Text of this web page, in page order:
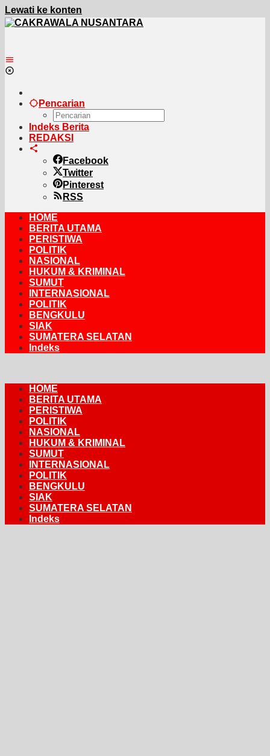
Lewati ke konten
Pencarian
Indeks Berita
REDAKSI
Facebook
Twitter
Pinterest
RSS
HOME
BERITA UTAMA
PERISTIWA
POLITIK
NASIONAL
HUKUM & KRIMINAL
SUMUT
INTERNASIONAL
POLITIK
BENGKULU
SIAK
SUMATERA SELATAN
Indeks
HOME
BERITA UTAMA
PERISTIWA
POLITIK
NASIONAL
HUKUM & KRIMINAL
SUMUT
INTERNASIONAL
POLITIK
BENGKULU
SIAK
SUMATERA SELATAN
Indeks